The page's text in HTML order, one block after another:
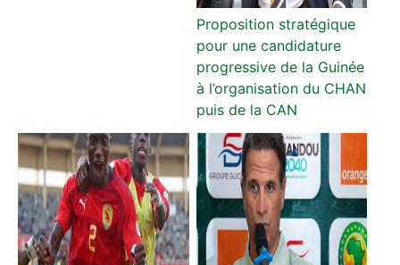
Proposition stratégique
pour une candidature
progressive de la Guinée
à l’organisation du CHAN
puis de la CAN